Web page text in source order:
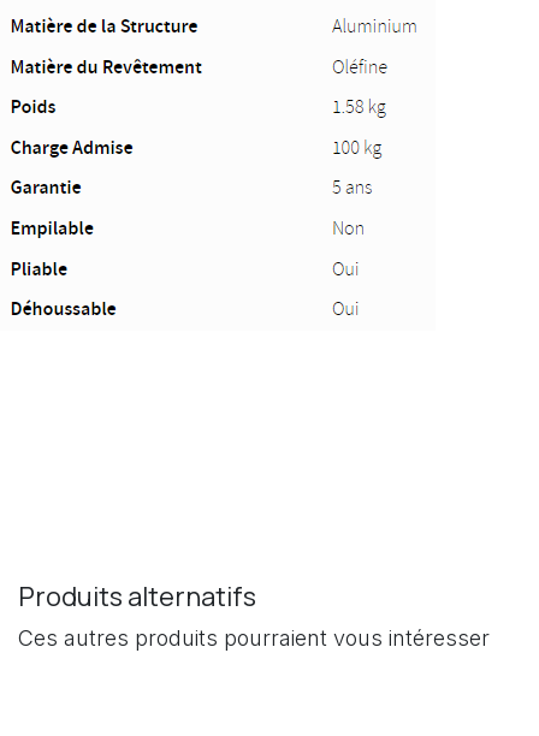
Produits alternatifs
Ces autres produits pourraient vous intéresser